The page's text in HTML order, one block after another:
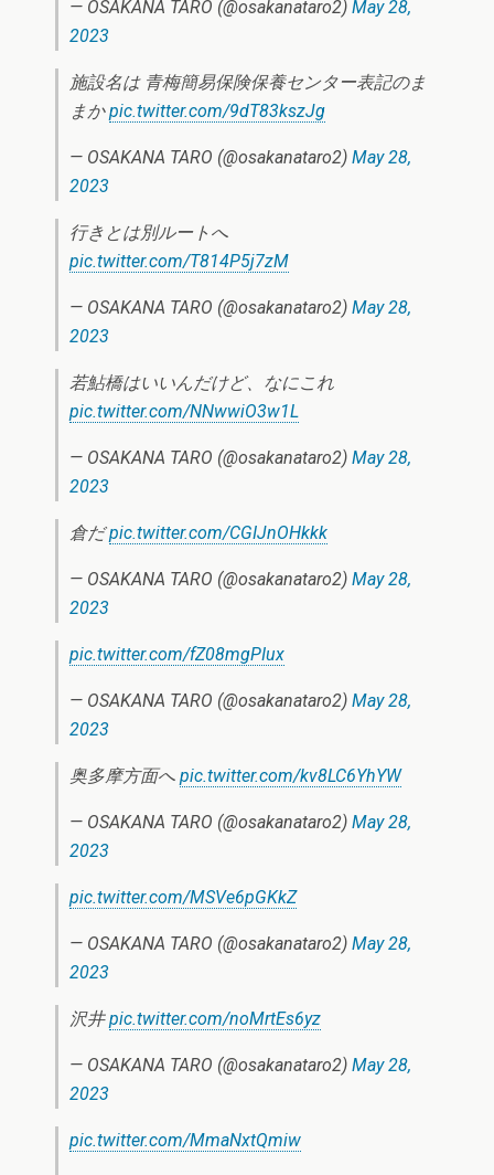
— OSAKANA TARO (@osakanataro2) May 28,
2023
施設名は 青梅簡易保険保養センター表記のま
まかpic.twitter.com/9dT83kszJg
— OSAKANA TARO (@osakanataro2) May 28,
2023
行きとは別ルートへ
pic.twitter.com/T814P5j7zM
— OSAKANA TARO (@osakanataro2) May 28,
2023
若鮎橋はいいんだけど、なにこれ
pic.twitter.com/NNwwiO3w1L
— OSAKANA TARO (@osakanataro2) May 28,
2023
倉だpic.twitter.com/CGIJnOHkkk
— OSAKANA TARO (@osakanataro2) May 28,
2023
pic.twitter.com/fZ08mgPIux
— OSAKANA TARO (@osakanataro2) May 28,
2023
奥多摩方面へ pic.twitter.com/kv8LC6YhYW
— OSAKANA TARO (@osakanataro2) May 28,
2023
pic.twitter.com/MSVe6pGKkZ
— OSAKANA TARO (@osakanataro2) May 28,
2023
沢井pic.twitter.com/noMrtEs6yz
— OSAKANA TARO (@osakanataro2) May 28,
2023
pic.twitter.com/MmaNxtQmiw